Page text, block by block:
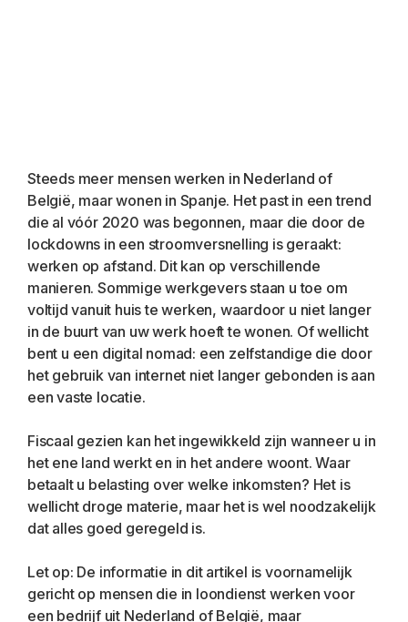
Steeds meer mensen werken in Nederland of
België, maar wonen in Spanje. Het past in een trend
die al vóór 2020 was begonnen, maar die door de
lockdowns in een stroomversnelling is geraakt:
werken op afstand. Dit kan op verschillende
manieren. Sommige werkgevers staan u toe om
voltijd vanuit huis te werken, waardoor u niet langer
in de buurt van uw werk hoeft te wonen. Of wellicht
bent u een digital nomad: een zelfstandige die door
het gebruik van internet niet langer gebonden is aan
een vaste locatie.
Fiscaal gezien kan het ingewikkeld zijn wanneer u in
het ene land werkt en in het andere woont. Waar
betaalt u belasting over welke inkomsten? Het is
wellicht droge materie, maar het is wel noodzakelijk
dat alles goed geregeld is.
Let op: De informatie in dit artikel is voornamelijk
gericht op mensen die in loondienst werken voor
een bedrijf uit Nederland of België, maar